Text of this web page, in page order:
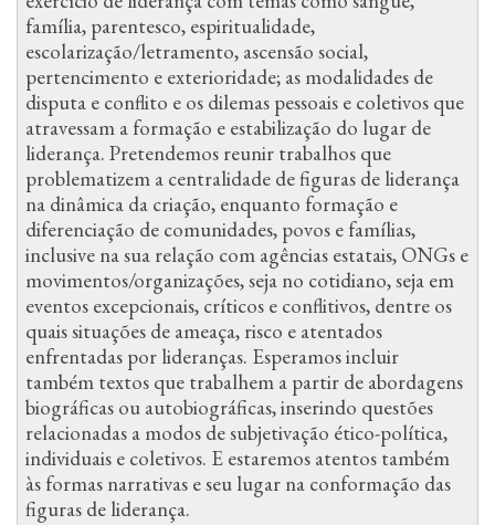
família, parentesco, espiritualidade,
escolarização/letramento, ascensão social,
pertencimento e exterioridade; as modalidades de
disputa e conflito e os dilemas pessoais e coletivos que
atravessam a formação e estabilização do lugar de
liderança. Pretendemos reunir trabalhos que
problematizem a centralidade de figuras de liderança
na dinâmica da criação, enquanto formação e
diferenciação de comunidades, povos e famílias,
inclusive na sua relação com agências estatais, ONGs e
movimentos/organizações, seja no cotidiano, seja em
eventos excepcionais, críticos e conflitivos, dentre os
quais situações de ameaça, risco e atentados
enfrentadas por lideranças. Esperamos incluir
também textos que trabalhem a partir de abordagens
biográficas ou autobiográficas, inserindo questões
relacionadas a modos de subjetivação ético-política,
individuais e coletivos. E estaremos atentos também
às formas narrativas e seu lugar na conformação das
figuras de liderança.